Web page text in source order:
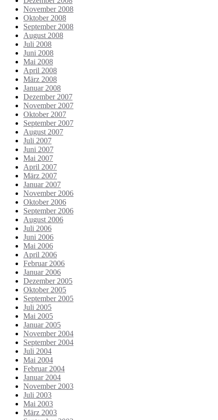
November 2008
Oktober 2008
September 2008
August 2008
Juli 2008
Juni 2008
Mai 2008
April 2008
März 2008
Januar 2008
Dezember 2007
November 2007
Oktober 2007
September 2007
August 2007
Juli 2007
Juni 2007
Mai 2007
April 2007
März 2007
Januar 2007
November 2006
Oktober 2006
September 2006
August 2006
Juli 2006
Juni 2006
Mai 2006
April 2006
Februar 2006
Januar 2006
Dezember 2005
Oktober 2005
September 2005
Juli 2005
Mai 2005
Januar 2005
November 2004
September 2004
Juli 2004
Mai 2004
Februar 2004
Januar 2004
November 2003
Juli 2003
Mai 2003
März 2003